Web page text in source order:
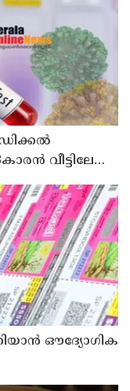
വീട്ടിലേക്ക്
ഔദ്യോഗിക